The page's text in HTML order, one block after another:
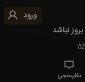
ورود
نباشد
نظرسنجی